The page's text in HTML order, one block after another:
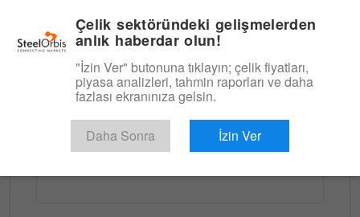
Yassı Ürünler ve Slab
Ücretsiz Deneyin
Çelik sektöründeki gelişmelerden
anlık haberdar olun!
"İzin Ver" butonuna tıklayın; çelik fiyatları,
piyasa analizleri, tahmin raporları ve daha
fazlası ekranınıza gelsin.
Daha Sonra İzin Ver